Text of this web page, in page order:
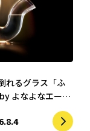
れるグラス「ふ
よなよなエー
飲まされる仕掛